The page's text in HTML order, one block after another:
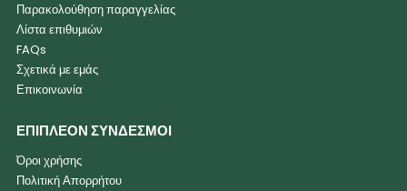
Παρακολούθηση παραγγελίας
Λίστα επιθυμιών
FAQs
Σχετικά με εμάς
Επικοινωνία
ΕΠΙΠΛΕΟΝ ΣΥΝΔΕΣΜΟΙ
Όροι χρήσης
Πολιτική Απορρήτου